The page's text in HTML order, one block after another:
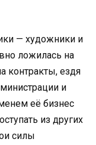
— художники и
ложилась на
контракты, ездя
и
её бизнес
из других
силы